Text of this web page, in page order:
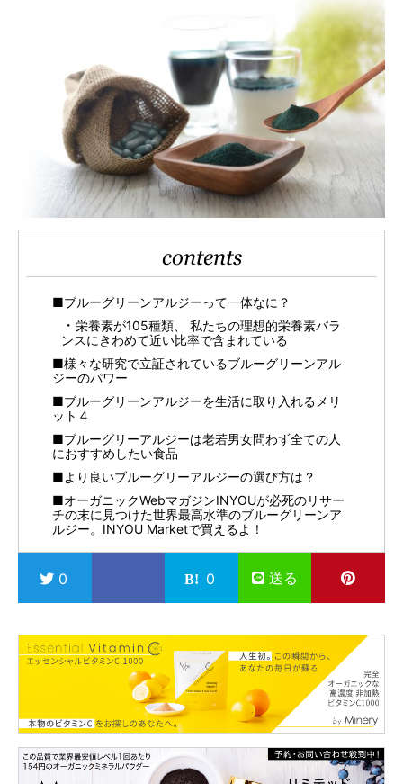
contents
■ブルーグリーンアルジーって一体なに？
栄養素が105種類、 私たちの理想的栄養素バラ
ンスにきわめて近い比率で含まれている
■様々な研究で立証されているブルーグリーンアル
ジーのパワー
■ブルーグリーンアルジーを生活に取り入れるメリ
ット４
■ブルーグリーアルジーは老若男女問わず全ての人
におすすめしたい食品
■より良いブルーグリーアルジーの選び方は？
■オーガニックWebマガジンINYOUが必死のリサー
チの末に見つけた世界最高水準のブルーグリーンア
ルジー。INYOU Marketで買えるよ！
0 0 送る